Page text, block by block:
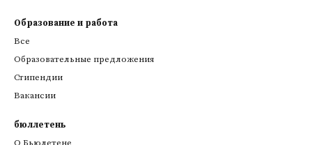
Образование и работа
Все
Образовательные предложения
Стипендии
Вакансии
бюллетень